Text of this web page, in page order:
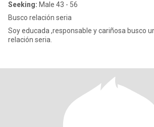
Seeking: Male 43 - 56
Busco relación seria
Soy educada ,responsable y cariñosa busco un hombre para
relación seria.